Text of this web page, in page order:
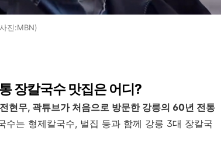
진:MBN)
장칼국수 맛집은 어디?
현무, 곽튜브가 처음으로 방문한 강릉의 60년 전통
수는 형제칼국수, 벌집 등과 함께 강릉 3대 장칼국